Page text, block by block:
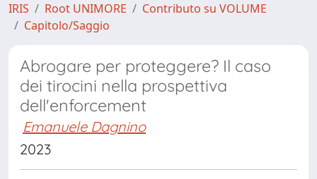
IRIS Root UNIMORE
Contributo su VOLUME
Capitolo/Saggio
Abrogare per proteggere? Il caso
dei tirocini nella prospettiva
dell'enforcement
Emanuele Dagnino
2023